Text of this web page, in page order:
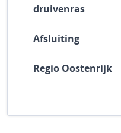
druivenras
Afsluiting
Regio Oostenrijk